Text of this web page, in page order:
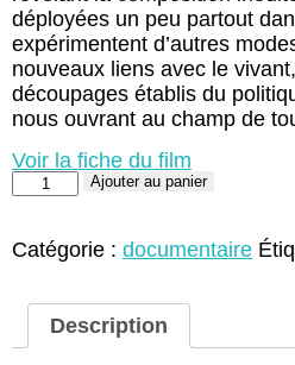
déployées un peu partout
expérimentent d’autres
nouveaux liens avec le
découpages établis du
nous ouvrant au champ de
Voir la fiche du film
quantité
de
(DVD)
Ajouter au panier
Catégorie : documentaire
Description